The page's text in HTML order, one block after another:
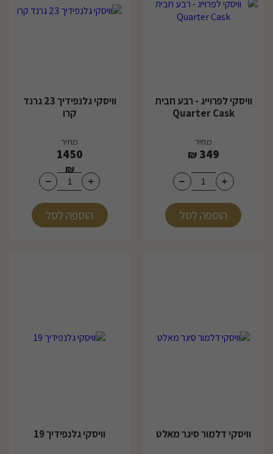
וויסקי לפרוייג - רבע חבית
Quarter Cask
מחיר
349
₪
הוספה לסל
וויסקי גלנפידיך 23 גרנד
קרו
מחיר
1450
₪
הוספה לסל
וויסקי דלמור סיגר מאלט וויסקי גלנפידיך 19